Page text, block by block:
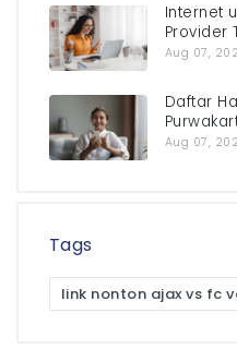
Internet
Provider
Aug 07,
Daftar
Aug 07,
Tags
link nonton ajax vs fc